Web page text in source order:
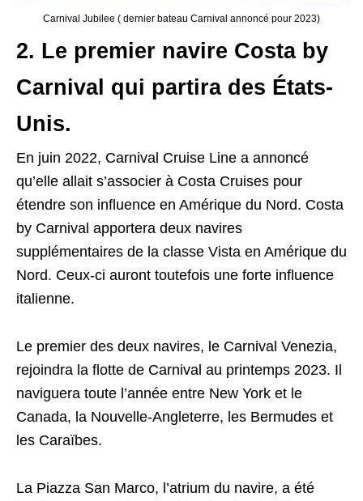
Carnival Jubilee ( dernier bateau Carnival annoncé pour 2023)
2. Le premier navire Costa by
Carnival qui partira des États-
Unis.
En juin 2022, Carnival Cruise Line a annoncé
qu’elle allait s’associer à Costa Cruises pour
étendre son influence en Amérique du Nord. Costa
by Carnival apportera deux navires
supplémentaires de la classe Vista en Amérique du
Nord. Ceux-ci auront toutefois une forte influence
italienne.
Le premier des deux navires, le Carnival Venezia,
rejoindra la flotte de Carnival au printemps 2023. Il
naviguera toute l’année entre New York et le
Canada, la Nouvelle-Angleterre, les Bermudes et
les Caraïbes.
La Piazza San Marco, l’atrium du navire, a été